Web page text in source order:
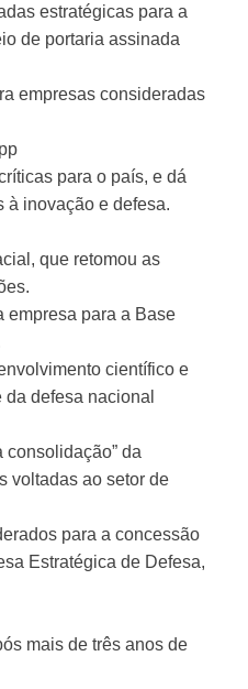
estratégicas para a
de portaria assinada
empresas consideradas
para o país, e dá
à inovação e defesa.
que retomou as
empresa para a Base
científico e
defesa nacional
consolidação” da
voltadas ao setor de
para a concessão
Estratégica de Defesa,
mais de três anos de